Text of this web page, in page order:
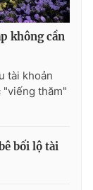
AI
không cần
tài khoản
thăm"
bối lộ tài